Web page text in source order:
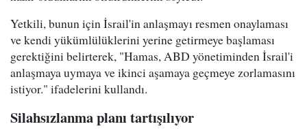
Yetkili, bunun için İsrail'in anlaşmayı resmen onaylaması
ve kendi yükümlülüklerini yerine getirmeye başlaması
gerektiğini belirterek, "Hamas, ABD yönetiminden İsrail'i
anlaşmaya uymaya ve ikinci aşamaya geçmeye zorlamasını
istiyor." ifadelerini kullandı.
Silahsızlanma planı tartışılıyor